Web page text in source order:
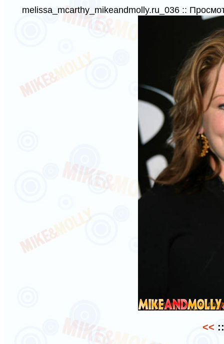
melissa_mcarthy_mikeandmolly.ru_036 ::
<< ::